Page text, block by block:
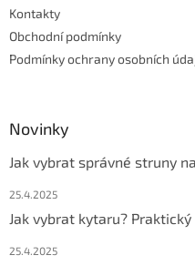
Kontakty
Obchodní podmínky
Podmínky ochrany osobních
Novinky
Jak vybrat správné struny
25.4.2025
Jak vybrat kytaru?
25.4.2025